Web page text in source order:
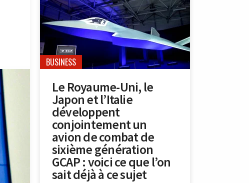
BUSINESS
Le Royaume-Uni, le
Japon et l’Italie
développent
conjointement un
avion de combat de
sixième génération
GCAP : voici ce que l’on
sait déjà à ce sujet